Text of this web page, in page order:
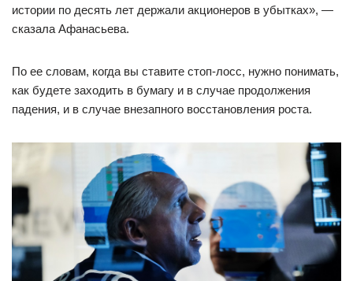
истории по десять лет держали акционеров в убытках», —
сказала Афанасьева.
По ее словам, когда вы ставите стоп-лосс, нужно понимать,
как будете заходить в бумагу и в случае продолжения
падения, и в случае внезапного восстановления роста.